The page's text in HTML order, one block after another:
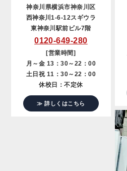
神奈川県横浜市神奈川区
西神奈川1-6-12スギウラ
東神奈川駅前ビル7階
0120-649-280
[営業時間]
月～金 13：30～22：00
土日祝 11：30～22：00
休校日：不定休
≫ 詳しくはこちら